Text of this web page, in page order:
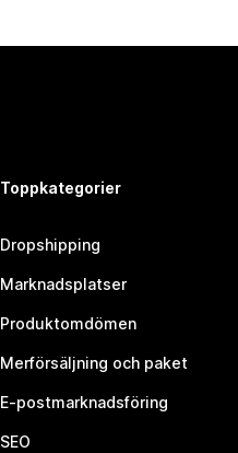
Toppkategorier
Dropshipping
Marknadsplatser
Produktomdömen
Merförsäljning och paket
E-postmarknadsföring
SEO